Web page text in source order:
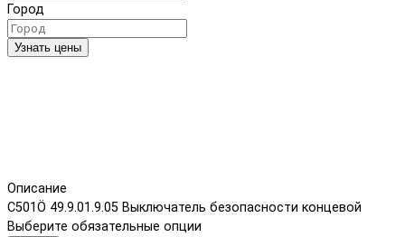
Город
Узнать цены
Описание
C501Ö 49.9.01.9.05 Выключатель безопасности концевой
Выберите обязательные опции